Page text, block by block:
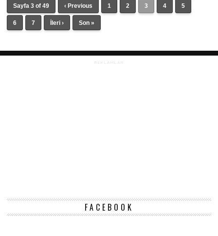
Sayfa 3 of 49 ‹ Previous 1 2 3 4 5
6 7 İleri › Son »
REKLAMLAR
FACEBOOK